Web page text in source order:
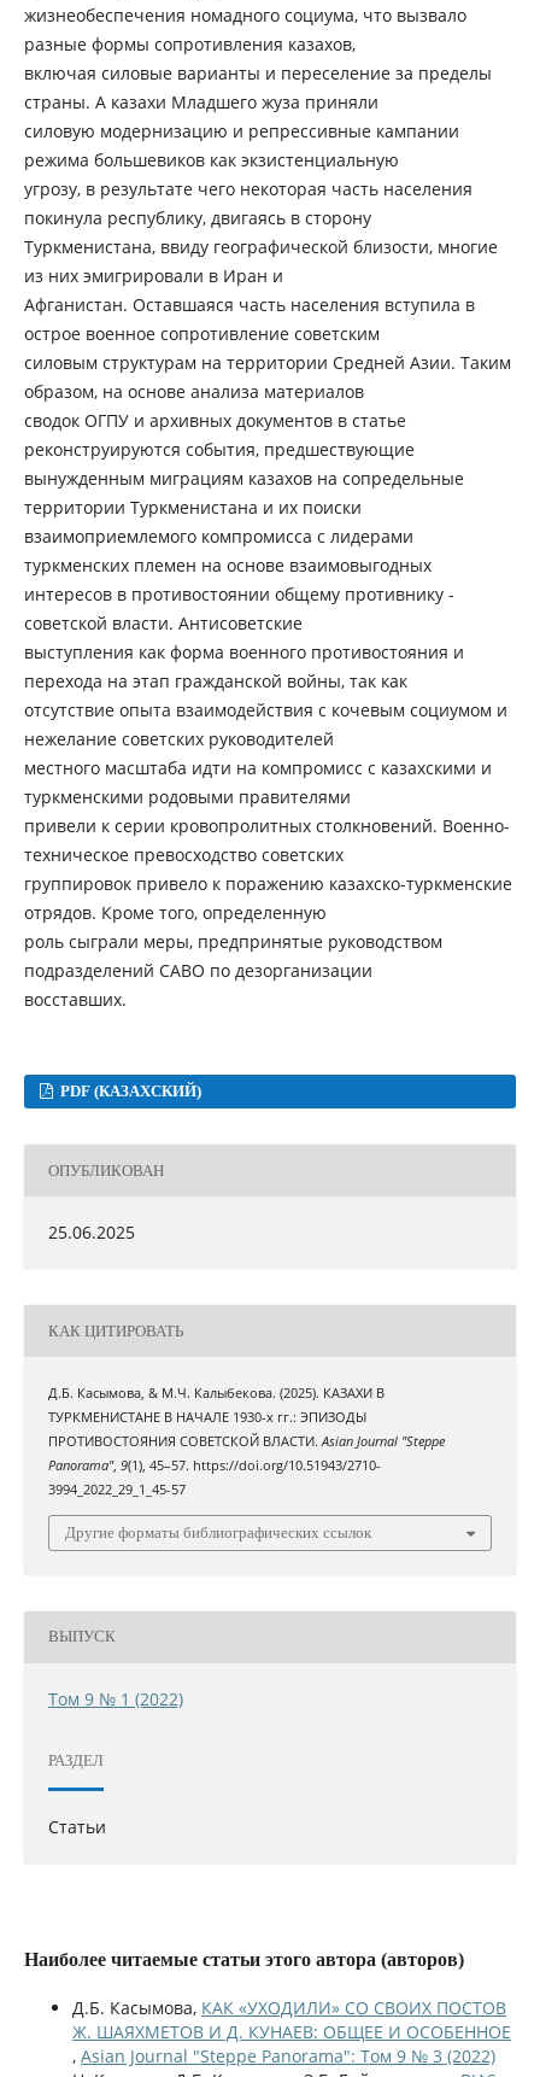
жизнеобеспечения номадного социума, что вызвало
разные формы сопротивления казахов,
включая силовые варианты и переселение за пределы
страны. А казахи Младшего жуза приняли
силовую модернизацию и репрессивные кампании
режима большевиков как экзистенциальную
угрозу, в результате чего некоторая часть населения
покинула республику, двигаясь в сторону
Туркменистана, ввиду географической близости, многие
из них эмигрировали в Иран и
Афганистан. Оставшаяся часть населения вступила в
острое военное сопротивление советским
силовым структурам на территории Средней Азии. Таким
образом, на основе анализа материалов
сводок ОГПУ и архивных документов в статье
реконструируются события, предшествующие
вынужденным миграциям казахов на сопредельные
территории Туркменистана и их поиски
взаимоприемлемого компромисса с лидерами
туркменских племен на основе взаимовыгодных
интересов в противостоянии общему противнику -
советской власти. Антисоветские
выступления как форма военного противостояния и
перехода на этап гражданской войны, так как
отсутствие опыта взаимодействия с кочевым социумом и
нежелание советских руководителей
местного масштаба идти на компромисс с казахскими и
туркменскими родовыми правителями
привели к серии кровопролитных столкновений. Военно-
техническое превосходство советских
группировок привело к поражению казахско-туркменские
отрядов. Кроме того, определенную
роль сыграли меры, предпринятые руководством
подразделений САВО по дезорганизации
восставших.
PDF (КАЗАХСКИЙ)
ОПУБЛИКОВАН
25.06.2025
КАК ЦИТИРОВАТЬ
Д.Б. Касымова, & М.Ч. Калыбекова. (2025). КАЗАХИ В
ТУРКМЕНИСТАНЕ В НАЧАЛЕ 1930-х гг.: ЭПИЗОДЫ
ПРОТИВОСТОЯНИЯ СОВЕТСКОЙ ВЛАСТИ.Asian Journal "Steppe
Panorama", 9(1), 45–57. https://doi.org/10.51943/2710-
3994_2022_29_1_45-57
Другие форматы библиографических ссылок
ВЫПУСК
Том 9 № 1 (2022)
РАЗДЕЛ
Статьи
Наиболее читаемые статьи этого автора (авторов)
Д.Б. Касымова, КАК «УХОДИЛИ» СО СВОИХ ПОСТОВ
Ж. ШАЯХМЕТОВ И Д. КУНАЕВ: ОБЩЕЕ И ОСОБЕННОЕ
, Asian Journal "Steppe Panorama": Том 9 № 3 (2022)